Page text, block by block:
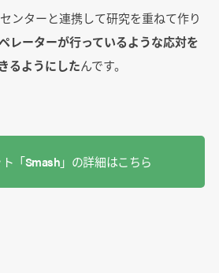
ンターと連携して研究を重ねて作り
レーターが行っているような応対を
るようにしたんです。
「Smash」の詳細はこちら